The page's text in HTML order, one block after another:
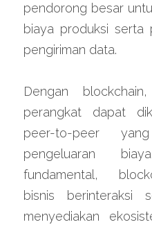
pendorong besar
biaya produksi serta
pengiriman data.
Dengan
perangkat dapat
peer-to-peer
pengeluaran
fundamental,
bisnis berinteraksi
menyediakan